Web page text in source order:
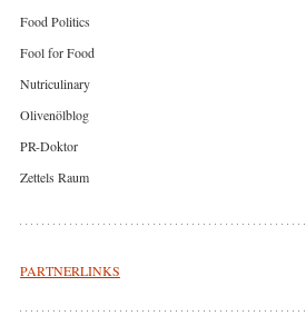
Food Politics
Fool for Food
Nutriculinary
Olivenölblog
PR-Doktor
Zettels Raum
PARTNERLINKS